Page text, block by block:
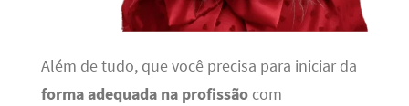
Além de tudo, que você precisa para iniciar da
forma adequada na profissãocom